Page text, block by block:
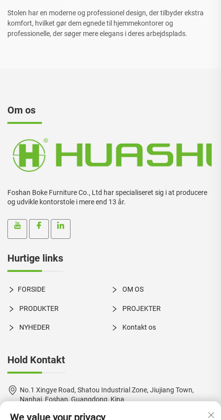
Stolen har en moderne og professionel design, der tilbyder ekstra
komfort, hvilket gør dem egnede til hjemmekontorer og
professionelle, der søger mere elegans i deres arbejdsplads.
Om os
Foshan Boke Furniture Co., Ltd har specialiseret sig i at producere
og udvikle kontorstole i mere end 13 år.
Hurtige links
FORSIDE OM OS
PRODUKTER PROJEKTER
NYHEDER Kontakt os
Hold Kontakt
No.1 Xingye Road, Shatou Industrial Zone, Jiujiang Town,
Nanhai, Foshan, Guangdong, Kina
+86-18924550960
We value your privacy